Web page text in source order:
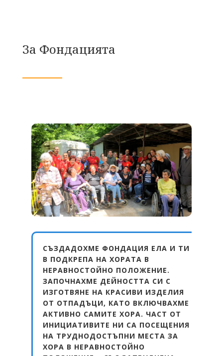
За Фондацията
СЪЗДАДОХМЕ ФОНДАЦИЯ ЕЛА И ТИ
В ПОДКРЕПА НА ХОРАТА В
НЕРАВНОСТОЙНО ПОЛОЖЕНИЕ.
ЗАПОЧНАХМЕ ДЕЙНОСТТА СИ С
ИЗГОТВЯНЕ НА КРАСИВИ ИЗДЕЛИЯ
ОТ ОТПАДЪЦИ, КАТО ВКЛЮЧВАХМЕ
АКТИВНО САМИТЕ ХОРА. ЧАСТ ОТ
ИНИЦИАТИВИТЕ НИ СА ПОСЕЩЕНИЯ
НА ТРУДНОДОСТЪПНИ МЕСТА ЗА
ХОРА В НЕРАВНОСТОЙНО